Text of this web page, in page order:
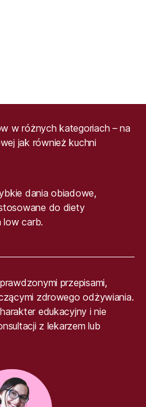
w różnych kategoriach – na
jak również kuchni
dania obiadowe,
do diety
low carb.
przepisami,
zdrowego odżywiania.
edukacyjny i nie
z lekarzem lub